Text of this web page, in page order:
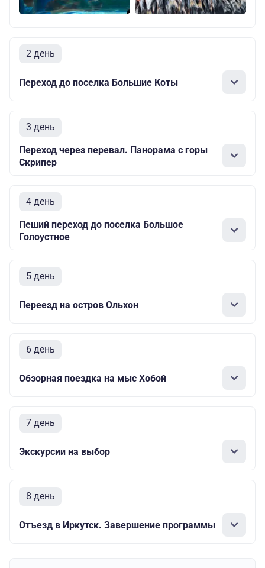
2 день
Переход до поселка Большие Коты
3 день
Переход через перевал. Панорама с горы
Скрипер
4 день
Пеший переход до поселка Большое
Голоустное
5 день
Переезд на остров Ольхон
6 день
Обзорная поездка на мыс Хобой
7 день
Экскурсии на выбор
8 день
Отъезд в Иркутск. Завершение программы